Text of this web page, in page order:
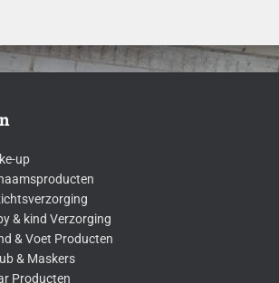
up
& kind Verzorging
& Voet Producten
& Maskers
Producten